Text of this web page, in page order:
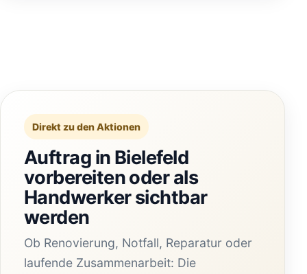
Direkt zu den Aktionen
Auftrag in Bielefeld
vorbereiten oder als
Handwerker sichtbar
werden
Ob Renovierung, Notfall, Reparatur oder
laufende Zusammenarbeit: Die